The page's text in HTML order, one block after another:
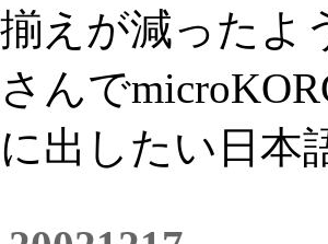
揃えが減ったよ
さんで
に出したい日本